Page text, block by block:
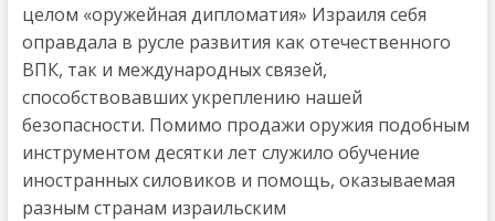
целом «оружейная дипломатия» Израиля себя
оправдала в русле развития как отечественного
ВПК, так и международных связей,
способствовавших укреплению нашей
безопасности. Помимо продажи оружия подобным
инструментом десятки лет служило обучение
иностранных силовиков и помощь, оказываемая
разным странам израильским